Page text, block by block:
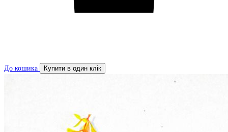
До кошика Купити в один клік